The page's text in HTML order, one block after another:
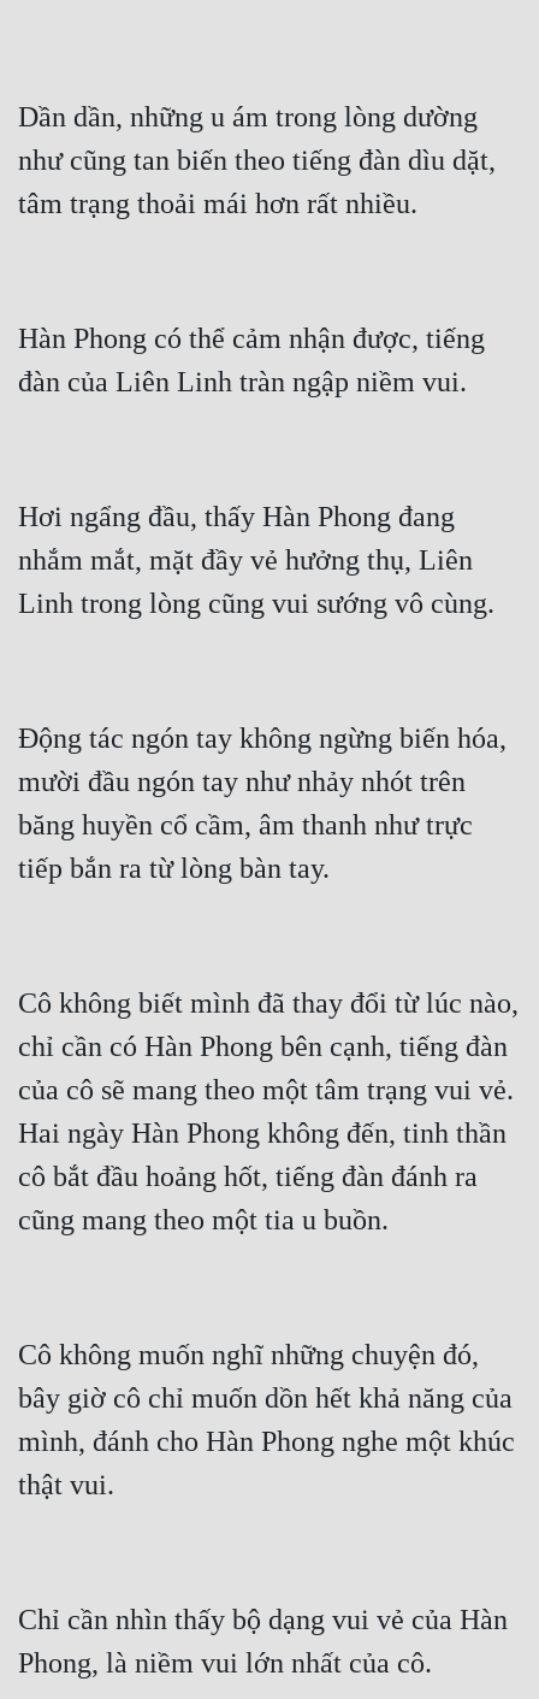
Quân Sự
Sảng Văn
Sắc
Triều Đấu
Trùng Sinh
Trọng Sinh
Tội Phạm
Vô Địch
Võ Hiệp
Võng Du
Xuyên Sách
Xuyên Thư
Điền Văn
Đô Thị
Đông Phương
Cẩu Đạo Trường Sinh
Ngự Thú
Truyện Nam
Xây Dựng Thế Lực
Dần dần, những u ám trong lòng dường
như cũng tan biến theo tiếng đàn dìu dặt,
tâm trạng thoải mái hơn rất nhiều.
Hàn Phong có thể cảm nhận được, tiếng
đàn của Liên Linh tràn ngập niềm vui.
Hơi ngẩng đầu, thấy Hàn Phong đang
nhắm mắt, mặt đầy vẻ hưởng thụ, Liên
Linh trong lòng cũng vui sướng vô cùng.
Động tác ngón tay không ngừng biến hóa,
mười đầu ngón tay như nhảy nhót trên
băng huyền cổ cầm, âm thanh như trực
tiếp bắn ra từ lòng bàn tay.
Cô không biết mình đã thay đổi từ lúc nào,
chỉ cần có Hàn Phong bên cạnh, tiếng đàn
của cô sẽ mang theo một tâm trạng vui vẻ.
Hai ngày Hàn Phong không đến, tinh thần
cô bắt đầu hoảng hốt, tiếng đàn đánh ra
cũng mang theo một tia u buồn.
Cô không muốn nghĩ những chuyện đó,
bây giờ cô chỉ muốn dồn hết khả năng của
mình, đánh cho Hàn Phong nghe một khúc
thật vui.
Chỉ cần nhìn thấy bộ dạng vui vẻ của Hàn
Phong, là niềm vui lớn nhất của cô.